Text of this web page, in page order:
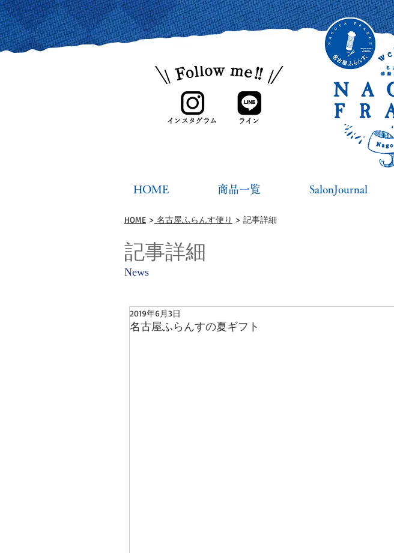
HOME 商品一覧 SalonJournal
HOME > 名古屋ふらんす便り > 記事詳細
記事詳細
News
名古屋ふらんすの夏ギフト
2019年6月3日